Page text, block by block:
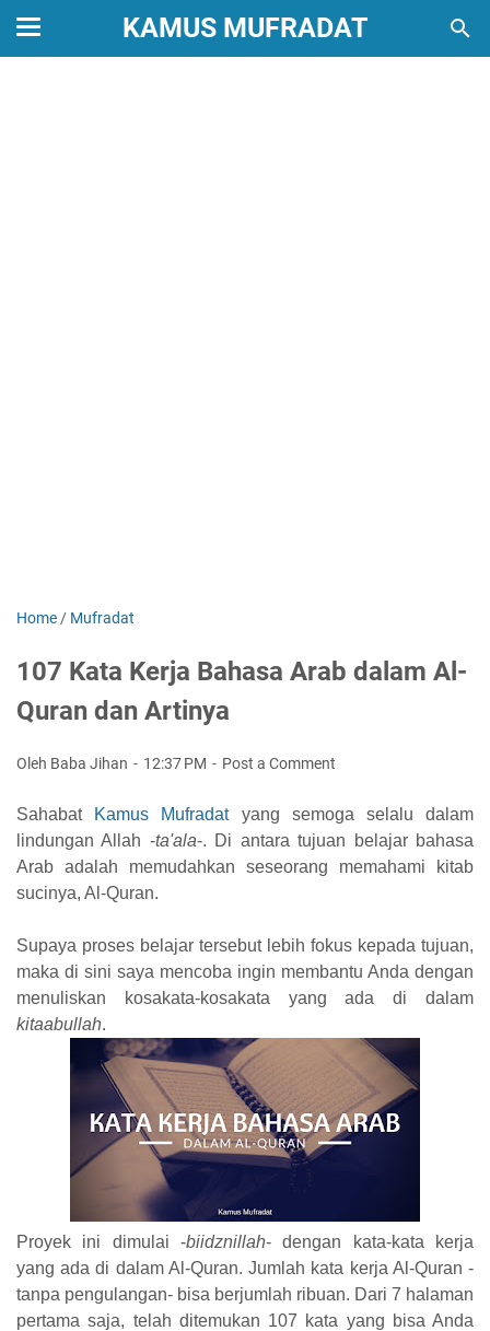
KAMUS MUFRADAT
Home / Mufradat
107 Kata Kerja Bahasa Arab dalam Al-
Quran dan Artinya
Oleh Baba Jihan 12:37 PM Post a Comment
Sahabat Kamus Mufradatyang semoga selalu dalam
lindungan Allah -ta'ala-. Di antara tujuan belajar bahasa
Arab adalah memudahkan seseorang memahami kitab
sucinya, Al-Quran.
Supaya proses belajar tersebut lebih fokus kepada tujuan,
maka di sini saya mencoba ingin membantu Anda dengan
menuliskan kosakata-kosakata yang ada di dalam
kitaabullah.
Proyek ini dimulai -biidznillah- dengan kata-kata kerja
yang ada di dalam Al-Quran. Jumlah kata kerja Al-Quran -
tanpa pengulangan- bisa berjumlah ribuan. Dari 7 halaman
pertama saja, telah ditemukan 107 kata yang bisa Anda